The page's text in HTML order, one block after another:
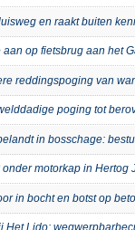
en raakt buiten
op fietsbrug aan het
reddingspoging van
poging tot
in bosschage:
motorkap in Hertog
in bocht en botst op
Het Lido: